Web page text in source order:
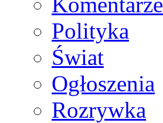
Polityka
Świat
Ogłoszenia
Rozrywka